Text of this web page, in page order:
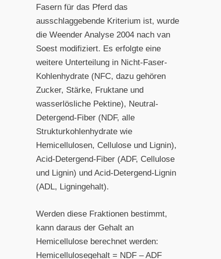
Fasern für das Pferd das
ausschlaggebende Kriterium ist, wurde
die Weender Analyse 2004 nach van
Soest modifiziert. Es erfolgte eine
weitere Unterteilung in Nicht-Faser-
Kohlenhydrate (NFC, dazu gehören
Zucker, Stärke, Fruktane und
wasserlösliche Pektine), Neutral-
Detergend-Fiber (NDF, alle
Strukturkohlenhydrate wie
Hemicellulosen, Cellulose und Lignin),
Acid-Detergend-Fiber (ADF, Cellulose
und Lignin) und Acid-Detergend-Lignin
(ADL, Ligningehalt).
Werden diese Fraktionen bestimmt,
kann daraus der Gehalt an
Hemicellulose berechnet werden:
Hemicellulosegehalt = NDF – ADF